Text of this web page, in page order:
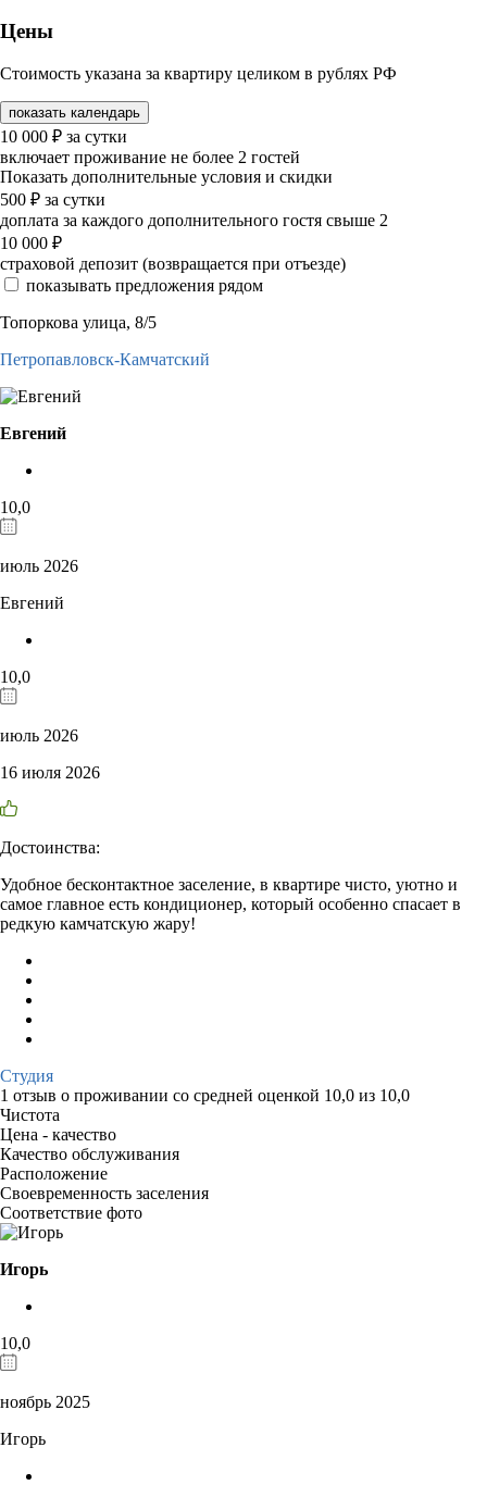
Цены
Стоимость указана за квартиру целиком в рублях РФ
показать календарь
10 000 ₽ за сутки
включает проживание не более 2 гостей
Показать дополнительные условия и скидки
500 ₽ за сутки
доплата за каждого дополнительного гостя свыше 2
10 000 ₽
страховой депозит (возвращается при отъезде)
показывать предложения рядом
Топоркова улица, 8/5
Петропавловск-Камчатский
Евгений
10,0
июль 2026
Евгений
10,0
июль 2026
16 июля 2026
Достоинства:
Удобное бесконтактное заселение, в квартире чисто, уютно и
самое главное есть кондиционер, который особенно спасает в
редкую камчатскую жару!
Студия
1 отзыв о проживании со средней оценкой 10,0 из 10,0
Чистота
Цена - качество
Качество обслуживания
Расположение
Своевременность заселения
Соответствие фото
Игорь
10,0
ноябрь 2025
Игорь